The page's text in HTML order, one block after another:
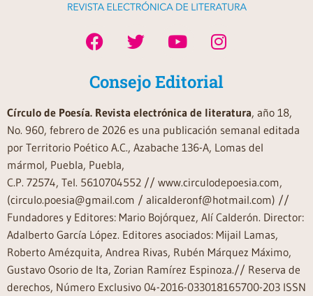
Consejo Editorial
Círculo de Poesía. Revista electrónica de literatura, año 18,
No. 960, febrero de 2026 es una publicación semanal editada
por Territorio Poético A.C., Azabache 136-A, Lomas del
mármol, Puebla, Puebla,
C.P. 72574, Tel. 5610704552 // www.circulodepoesia.com,
(circulo.poesia@gmail.com / alicalderonf@hotmail.com) //
Fundadores y Editores: Mario Bojórquez, Alí Calderón. Director:
Adalberto García López. Editores asociados: Mijail Lamas,
Roberto Amézquita, Andrea Rivas, Rubén Márquez Máximo,
Gustavo Osorio de Ita, Zorian Ramírez Espinoza.// Reserva de
derechos, Número Exclusivo 04-2016-033018165700-203 ISSN